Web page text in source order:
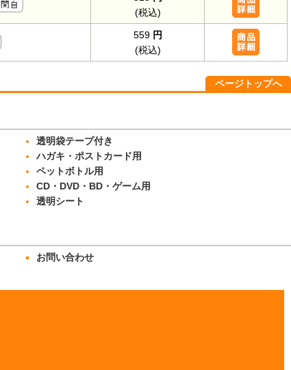
(税込)
559 円
(税込)
ページトップへ
透明袋テープ付き
ハガキ・ポストカード用
ペットボトル用
CD・DVD・BD・ゲーム用
透明シート
お問い合わせ